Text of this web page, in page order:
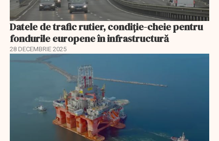
Datele de trafic rutier, condiție-cheie pentru
fondurile europene în infrastructură
28 DECEMBRIE 2025